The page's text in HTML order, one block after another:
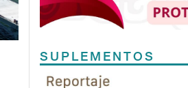
SUPLEMENTOS